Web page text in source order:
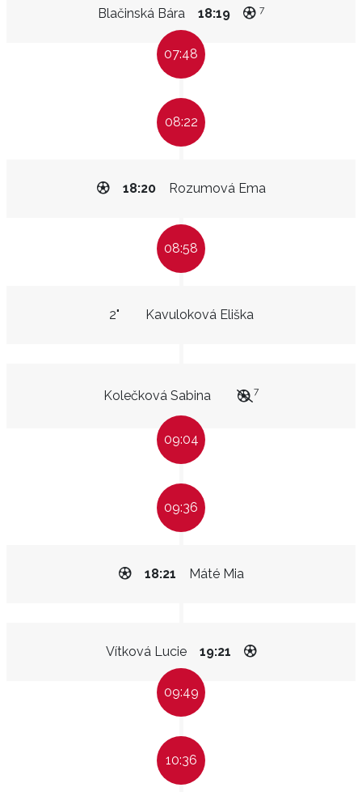
Blačinská Bára 18:19 7
07:48
08:22
Rozumová Ema
18:20
08:58
Kavuloková Eliška
2"
Kolečková Sabina 7
09:04
09:36
Máté Mia
18:21
Vítková Lucie 19:21
09:49
10:36